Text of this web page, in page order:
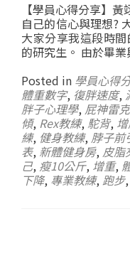
【學員心得分享】
自己的信心與理想?
大家分享我這段時
的研究生。 由於畢
Posted in 學員心得
體重數字, 復胖速度,
胖子心理學, 屁神雷
傾, Rex教練, 駝背,
練, 健身教練, 脖子前
表, 新體健身房, 皮脂
己, 瘦10公斤, 增重,
下降, 專業教練, 跑步,